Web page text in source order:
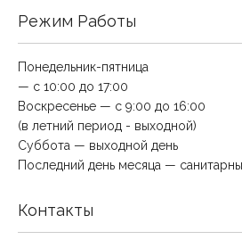
Режим Работы
Понедельник-пятница
— с 10:00 до 17:00
Воскресенье — с 9:00 до 16:00
(в летний период - выходной)
Суббота — выходной день
Последний день месяца —
Контакты